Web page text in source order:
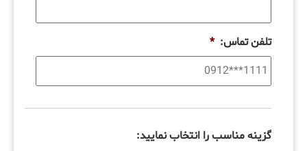
تلفن تماس: *
گزینه مناسب را انتخاب نمایید: